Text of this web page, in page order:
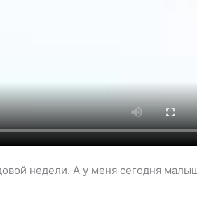
недели. А у меня сегодня